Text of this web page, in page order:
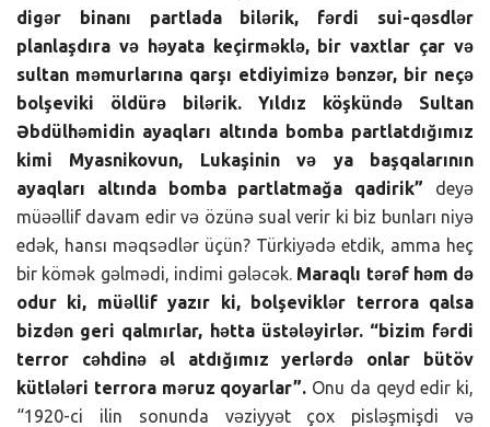
digər binanı partlada bilərik, fərdi sui-qəsdlər
planlaşdıra və həyata keçirməklə, bir vaxtlar çar və
sultan məmurlarına qarşı etdiyimizə bənzər, bir neçə
bolşeviki öldürə bilərik. Yıldız köşkündə Sultan
Əbdülhəmidin ayaqları altında bomba partlatdığımız
kimi Myasnikovun, Lukaşinin və ya başqalarının
ayaqları altında bomba partlatmağa qadirik” deyə
müəəllif davam edir və özünə sual verir ki biz bunları niyə
edək, hansı məqsədlər üçün? Türkiyədə etdik, amma heç
bir kömək gəlmədi, indimi gələcək. Maraqlı tərəf həm də
odur ki, müəllif yazır ki, bolşeviklər terrora qalsa
bizdən geri qalmırlar, hətta üstələyirlər. “bizim fərdi
terror cəhdinə əl atdığımız yerlərdə onlar bütöv
kütlələri terrora məruz qoyarlar”. Onu da qeyd edir ki,
“1920-ci ilin sonunda vəziyyət çox pisləşmişdi və